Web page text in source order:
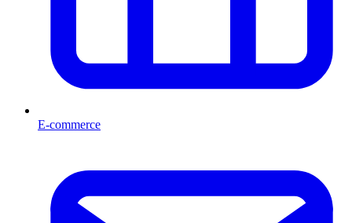
E-commerce